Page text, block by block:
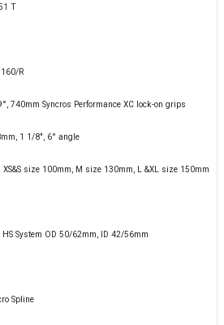
T
R
740mm Syncros Performance XC lock-on grips
1 1/8", 6° angle
size 100mm, M size 130mm, L &XL size 150mm
System OD 50/62mm, ID 42/56mm
Spline